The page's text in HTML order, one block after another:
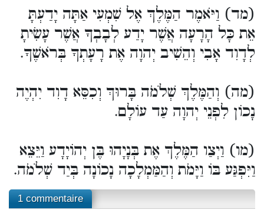
(מד) וַיֹּאמֶר הַמֶּלֶךְ אֶל שִׁמְעִי אַתָּה יָדַעְתָּ
אֵת כָּל הָרָעָה אֲשֶׁר יָדַע לְבָבְךָ אֲשֶׁר עָשִׂיתָ
לְדָוִד אָבִי וְהֵשִׁיב יְהוָה אֶת רָעָתְךָ בְּרֹאשֶׁךָ.
(מה) וְהַמֶּלֶךְ שְׁלֹמֹה בָּרוּךְ וְכִסֵּא דָוִד יִהְיֶה
נָכוֹן לִפְנֵי יְהוָה עַד עוֹלָם.
(מו) וַיְצַו הַמֶּלֶךְ אֶת בְּנָיָהוּ בֶּן יְהוֹיָדָע וַיֵּצֵא
וַיִּפְגַּע בּוֹ וַיָּמֹת וְהַמַּמְלָכָה נָכוֹנָה בְּיַד שְׁלֹמֹה.
1 commentaire